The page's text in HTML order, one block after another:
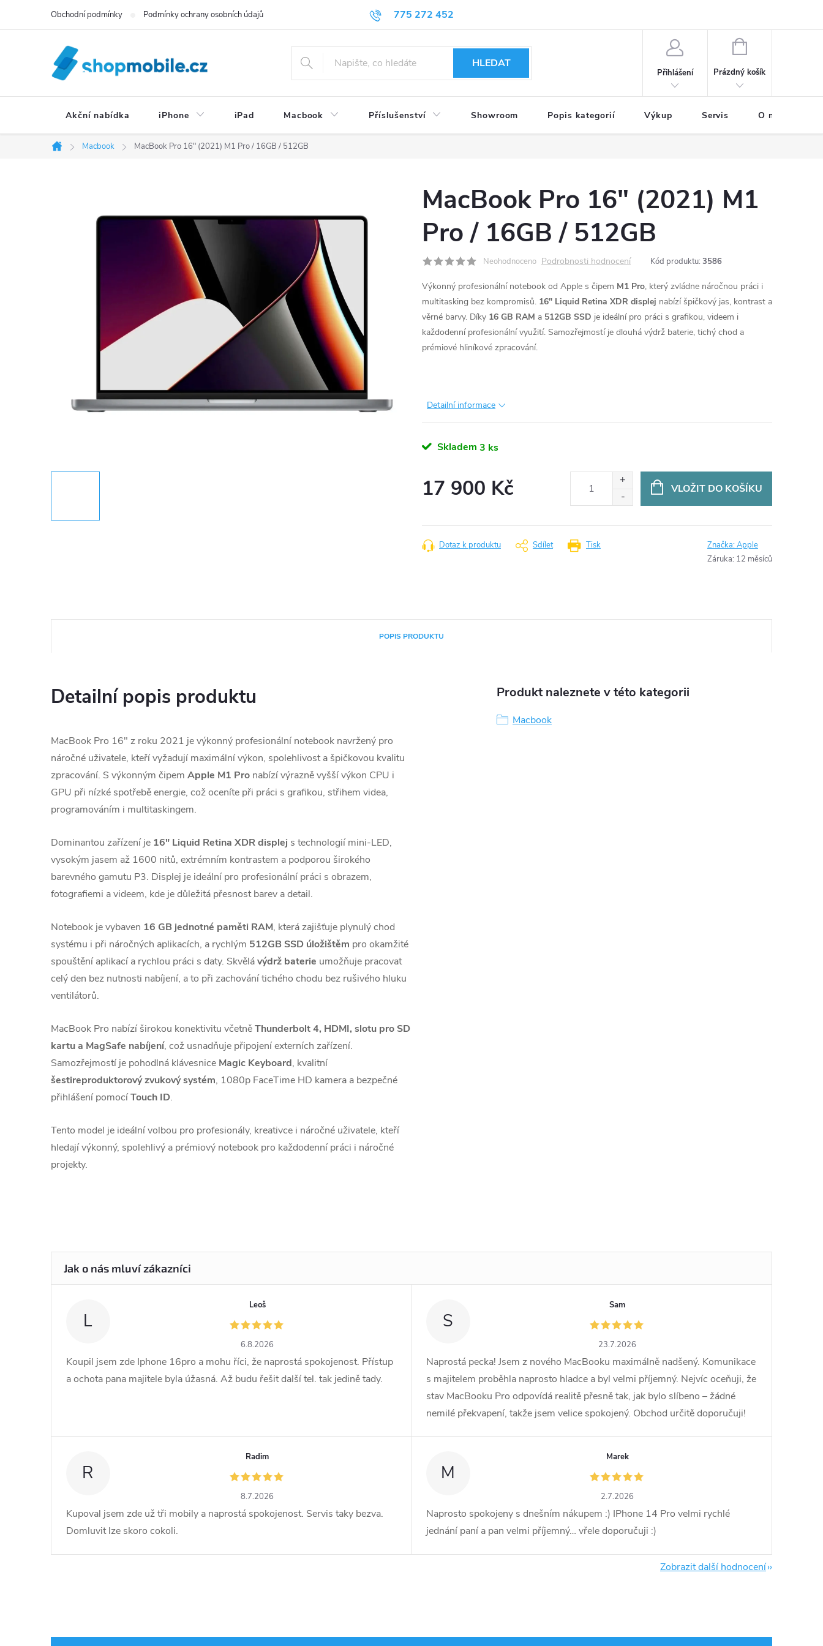
775 272 452
Obchodní podmínky Podmínky ochrany osobních údajů
HLEDAT
Přihlášení
NÁKUPNÍ
Prázdný košík
Akční nabídka iPhone iPad Macbook Příslušenství Showroom Popis kategorií Výkup Servis O nás
Domů
Macbook MacBook Pro 16" (2021) M1 Pro / 16GB / 512GB
MacBook Pro 16" (2021) M1
Pro / 16GB / 512GB
Neohodnoceno Podrobnosti hodnocení Kód produktu: 3586
Výkonný profesionální notebook od Apple s čipem M1 Pro, který zvládne náročnou práci i
multitasking bez kompromisů. 16" Liquid Retina XDR displej nabízí špičkový jas, kontrast a
věrné barvy. Díky 16 GB RAM a 512GB SSD je ideální pro práci s grafikou, videem i
každodenní profesionální využití. Samozřejmostí je dlouhá výdrž baterie, tichý chod a
prémiové hliníkové zpracování.
Detailní informace
Skladem 3 ks
17 900 Kč VLOŽIT DO KOŠÍKU
Tisk
Dotaz k produktu Sdílet Značka:Apple
Záruka: 12 měsíců
POPIS PRODUKTU
Detailní popis produktu
MacBook Pro 16" z roku 2021 je výkonný profesionální notebook navržený pro
náročné uživatele, kteří vyžadují maximální výkon, spolehlivost a špičkovou kvalitu
zpracování. S výkonným čipem Apple M1 Pro nabízí výrazně vyšší výkon CPU i
GPU při nízké spotřebě energie, což oceníte při práci s grafikou, střihem videa,
programováním i multitaskingem.
Dominantou zařízení je 16" Liquid Retina XDR displej s technologií mini-LED,
vysokým jasem až 1600 nitů, extrémním kontrastem a podporou širokého
barevného gamutu P3. Displej je ideální pro profesionální práci s obrazem,
fotografiemi a videem, kde je důležitá přesnost barev a detail.
Notebook je vybaven 16 GB jednotné paměti RAM, která zajišťuje plynulý chod
systému i při náročných aplikacích, a rychlým 512GB SSD úložištěm pro okamžité
spouštění aplikací a rychlou práci s daty. Skvělávýdrž baterie umožňuje pracovat
celý den bez nutnosti nabíjení, a to při zachování tichého chodu bez rušivého hluku
ventilátorů.
MacBook Pro nabízí širokou konektivitu včetněThunderbolt 4, HDMI, slotu pro SD
kartu a MagSafe nabíjení, což usnadňuje připojení externích zařízení.
Samozřejmostí je pohodlná klávesnice Magic Keyboard, kvalitní
šestireproduktorový zvukový systém, 1080p FaceTime HD kamera a bezpečné
přihlášení pomocíTouch ID.
Tento model je ideální volbou pro profesionály, kreativce i náročné uživatele, kteří
hledají výkonný, spolehlivý a prémiový notebook pro každodenní práci i náročné
projekty.
Produkt naleznete v této kategorii
Macbook
L
Leoš
6.8.2026
Koupil jsem zde Iphone 16pro a mohu říci, že naprostá spokojenost. Přístup
a ochota pana majitele byla úžasná. Až budu řešit další tel. tak jedině tady.
S
Sam
23.7.2026
Naprostá pecka! Jsem z nového MacBooku maximálně nadšený. Komunikace
s majitelem proběhla naprosto hladce a byl velmi příjemný. Nejvíc oceňuji, že
stav MacBooku Pro odpovídá realitě přesně tak, jak bylo slíbeno – žádné
nemilé překvapení, takže jsem velice spokojený. Obchod určitě doporučuji!
R
Radim
8.7.2026
Kupoval jsem zde už tři mobily a naprostá spokojenost. Servis taky bezva.
Domluvit lze skoro cokoli.
M
Marek
2.7.2026
Naprosto spokojeny s dnešním nákupem :) IPhone 14 Pro velmi rychlé
jednání paní a pan velmi příjemný… vřele doporučuji :)
Zobrazit další hodnocení